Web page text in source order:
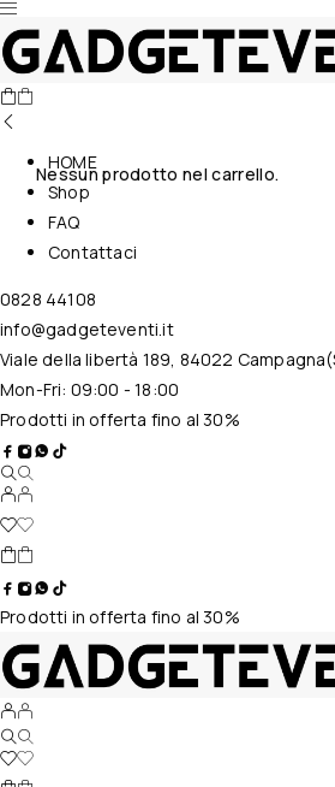
Nessun prodotto nel carrello.
HOME
Shop
FAQ
Contattaci
0828 44108
info@gadgeteventi.it
Viale della libertà 189, 84022
Mon-Fri: 09:00 - 18:00
Prodotti in offerta fino al 30%
Prodotti in offerta fino al 30%